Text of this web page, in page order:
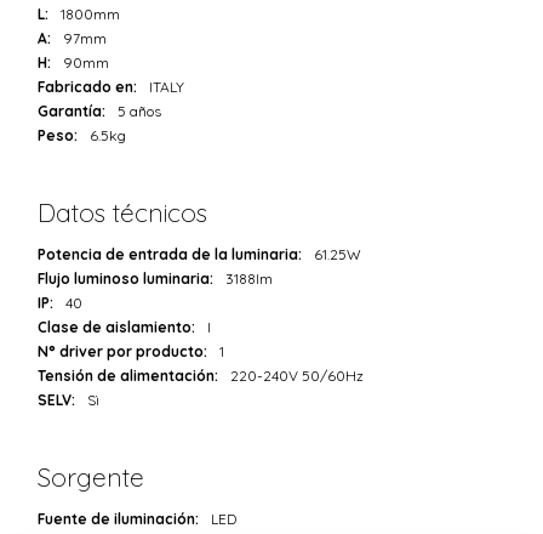
L:
1800mm
A:
97mm
H:
90mm
Fabricado en:
ITALY
Garantía:
5 años
Peso:
6.5kg
Datos técnicos
Potencia de entrada de la luminaria:
61.25W
Flujo luminoso luminaria:
3188lm
IP:
40
Clase de aislamiento:
I
N° driver por producto:
1
Tensión de alimentación:
220-240V 50/60Hz
SELV:
Sì
Sorgente
Fuente de iluminación:
LED